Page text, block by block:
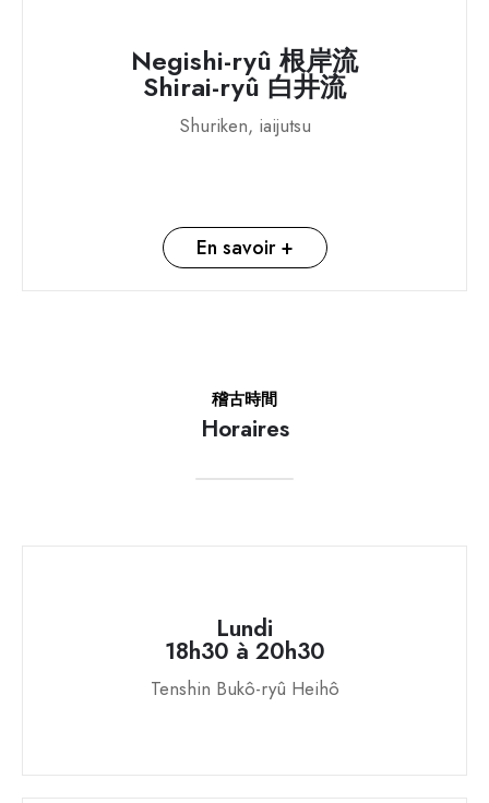
Negishi-ryû 根岸流
Shirai-ryû 白井流
Shuriken, iaijutsu
En savoir +
稽古時間
Horaires
Lundi
18h30 à 20h30
Tenshin Bukô-ryû Heihô